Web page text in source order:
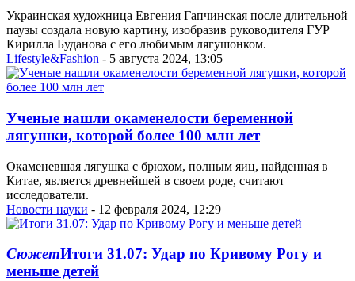
Украинская художница Евгения Гапчинская после длительной
паузы создала новую картину, изобразив руководителя ГУР
Кирилла Буданова с его любимым лягушонком.
Lifestyle&Fashion - 5 августа 2024, 13:05
Ученые нашли окаменелости беременной
лягушки, которой более 100 млн лет
Окаменевшая лягушка с брюхом, полным яиц, найденная в
Китае, является древнейшей в своем роде, считают
исследователи.
Новости науки - 12 февраля 2024, 12:29
СюжетИтоги 31.07: Удар по Кривому Рогу и
меньше детей